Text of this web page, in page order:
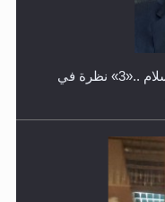
رأيٌ في لغة المسيح الموعود عليه السلام ..«3» نظرة في